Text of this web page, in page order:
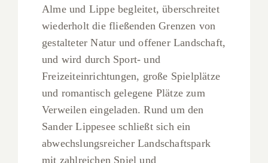
Alme und Lippe begleitet, überschreitet
wiederholt die fließenden Grenzen von
gestalteter Natur und offener Landschaft,
und wird durch Sport- und
Freizeiteinrichtungen, große Spielplätze
und romantisch gelegene Plätze zum
Verweilen eingeladen. Rund um den
Sander Lippesee schließt sich ein
abwechslungsreicher Landschaftspark
mit zahlreichen Spiel und